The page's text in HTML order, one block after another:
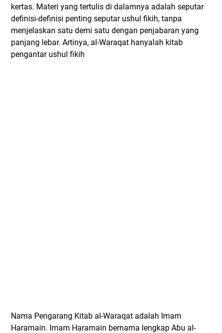
kertas. Materi yang tertulis di dalamnya adalah seputar
definisi-definisi penting seputar ushul fikih, tanpa
menjelaskan satu demi satu dengan penjabaran yang
panjang lebar. Artinya, al-Waraqat hanyalah kitab
pengantar ushul fikih
Nama Pengarang Kitab al-Waraqat adalah Imam
Haramain. Imam Haramain bernama lengkap Abu al-